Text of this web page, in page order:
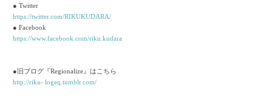
● Twitter
https://twitter.com/RIKUKUDARA/
● Facebook
https://www.facebook.com/riku.kudara
●旧ブログ『Regionalize』はこちら
http://riku- logeq.tumblr.com/